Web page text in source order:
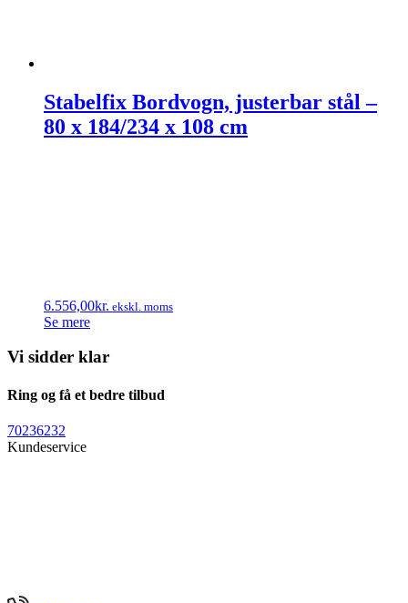
Stabelfix Bordvogn, justerbar stål –
80 x 184/234 x 108 cm
6.556,00kr. ekskl. moms
Se mere
Vi sidder klar
Ring og få et bedre tilbud
70236232
Kundeservice